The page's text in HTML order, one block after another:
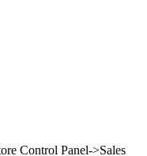
Control Panel->Sales